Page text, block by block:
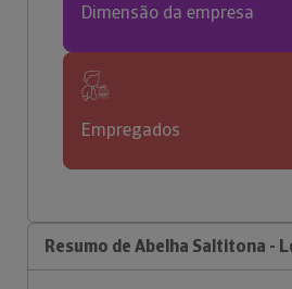
Dimensão da empresa
Empregados
Resumo de Abelha Saltitona -